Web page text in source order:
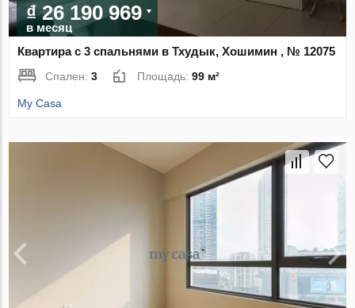
₫ 26 190 969
в месяц
Квартира с 3 спальнями в Тхудык, Хошимин , № 12075
Спален:3 Площадь:99 м²
My Casa